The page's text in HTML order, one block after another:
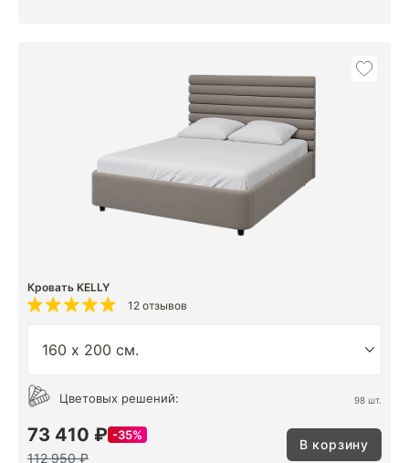
Кровать KELLY
12 отзывов
Цветовых решений: 98 шт.
73 410 ₽ 35%
112 950 ₽
В корзину